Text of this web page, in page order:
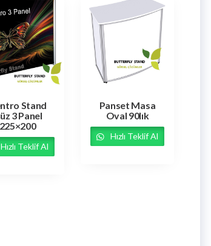
Stand
3 Panel
225×200
Hızlı Teklif Al
Panset Masa
Oval 90lık
Hızlı Teklif Al